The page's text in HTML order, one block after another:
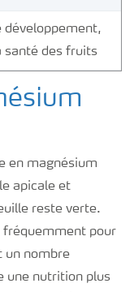
développement,
santé des fruits
en magnésium
apicale et
reste verte.
fréquemment pour
un nombre
une nutrition plus